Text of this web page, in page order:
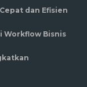
dan Efisien
Workflow Bisnis